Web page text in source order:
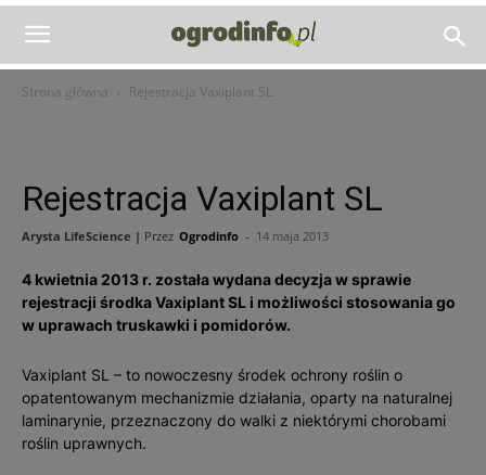
Strona główna Rejestracja Vaxiplant SL
Rejestracja Vaxiplant SL
Arysta LifeScience | Przez Ogrodinfo - 14 maja 2013
4 kwietnia 2013 r. została wydana decyzja w sprawie
rejestracji środka Vaxiplant SL i możliwości stosowania go
w uprawach truskawki i pomidorów.
Vaxiplant SL – to nowoczesny środek ochrony roślin o
opatentowanym mechanizmie działania, oparty na naturalnej
laminarynie, przeznaczony do walki z niektórymi chorobami
roślin uprawnych.